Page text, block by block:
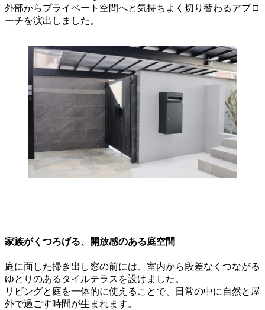
外部からプライベート空間へと気持ちよく切り替わるアプロ
ーチを演出しました。
家族がくつろげる、開放感のある庭空間
庭に面した掃き出し窓の前には、室内から段差なくつながる
ゆとりのあるタイルテラスを設けました。
リビングと庭を一体的に使えることで、日常の中に自然と屋
外で過ごす時間が生まれます。